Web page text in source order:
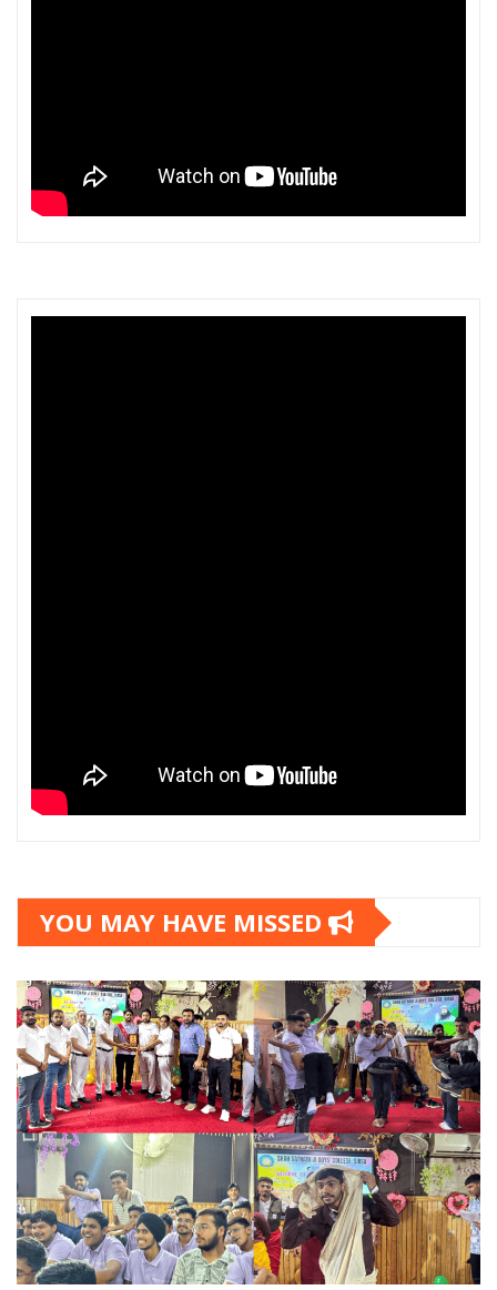
YOU MAY HAVE MISSED